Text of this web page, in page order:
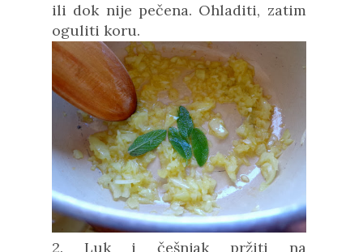
ili dok nije pečena. Ohladiti, zatim
oguliti koru.
2. Luk i češnjak pržiti na